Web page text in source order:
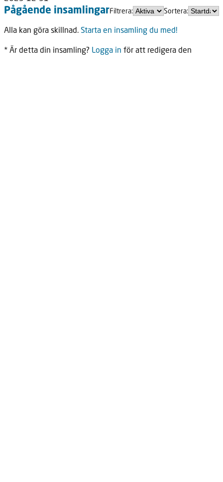
Pågående insamlingarFiltrera: Sortera:
Alla kan göra skillnad. Starta en insamling du med!
* Är detta din insamling? Logga in för att redigera den